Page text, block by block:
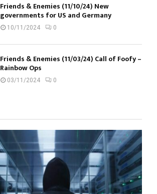
Friends & Enemies (11/10/24) New
governments for US and Germany
10/11/2024 0
Friends & Enemies (11/03/24) Call of Foofy –
Rainbow Ops
03/11/2024 0